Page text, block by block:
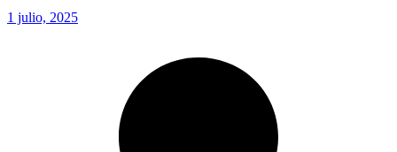
1 julio, 2025